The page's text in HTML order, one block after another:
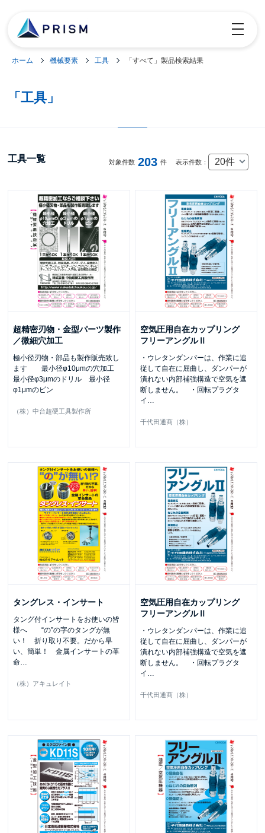
toggle
ホーム 機械要素 工具 「すべて」製品検索結果
「工具」
工具一覧 対象件数 203 件 表示件数： 20件
超精密刃物・金型パーツ製作
／微細穴加工
極小径刃物・部品も製作販売致し
ます 最小径φ10μmの穴加工
最小径φ3μmのドリル 最小径
φ1μmのピン
（株）中台超硬工具製作所
空気圧用自在カップリング
フリーアングルⅡ
・ウレタンダンパーは、作業に追
従して自在に屈曲し、ダンパーが
潰れない内部補強構造で空気を遮
断しません。 ・回転プラグタ
イ …
千代田通商（株）
タングレス・インサート
タング付インサートをお使いの皆
様へ “の”の字のタングが無
い！ 折り取り不要。だから早
い、簡単！ 金属インサートの革
命
（株）アキュレイト
空気圧用自在カップリング
フリーアングルⅡ
・ウレタンダンパーは、作業に追
従して自在に屈曲し、ダンパーが
潰れない内部補強構造で空気を遮
断しません。 ・回転プラグタ
イ
千代田通商（株）